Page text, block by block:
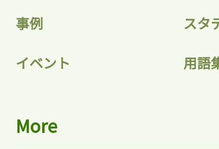
事例 スタ
イベント 用語
More